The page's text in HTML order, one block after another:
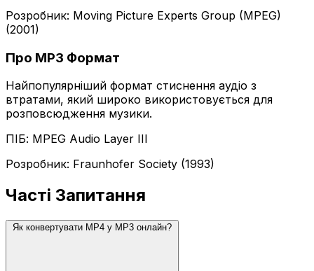
Розробник: Moving Picture Experts Group (MPEG)
(2001)
Про MP3 Формат
Найпопулярніший формат стиснення аудіо з
втратами, який широко використовується для
розповсюдження музики.
ПІБ: MPEG Audio Layer III
Розробник: Fraunhofer Society (1993)
Часті Запитання
Як конвертувати MP4 у MP3 онлайн?